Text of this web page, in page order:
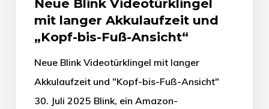
Neue Blink Videotürklingel
mit langer Akkulaufzeit und
„Kopf-bis-Fuß-Ansicht“
Neue Blink Videotürklingel mit langer
Akkulaufzeit und "Kopf-bis-Fuß-Ansicht"
30. Juli 2025 Blink, ein Amazon-